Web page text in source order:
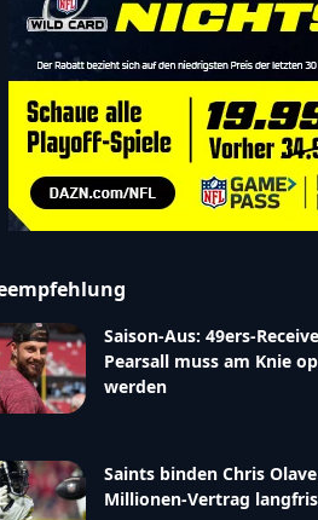
Saison-Aus: 49ers-
Pearsall muss am Knie
werden
Saints binden Chris
Millionen-Vertrag